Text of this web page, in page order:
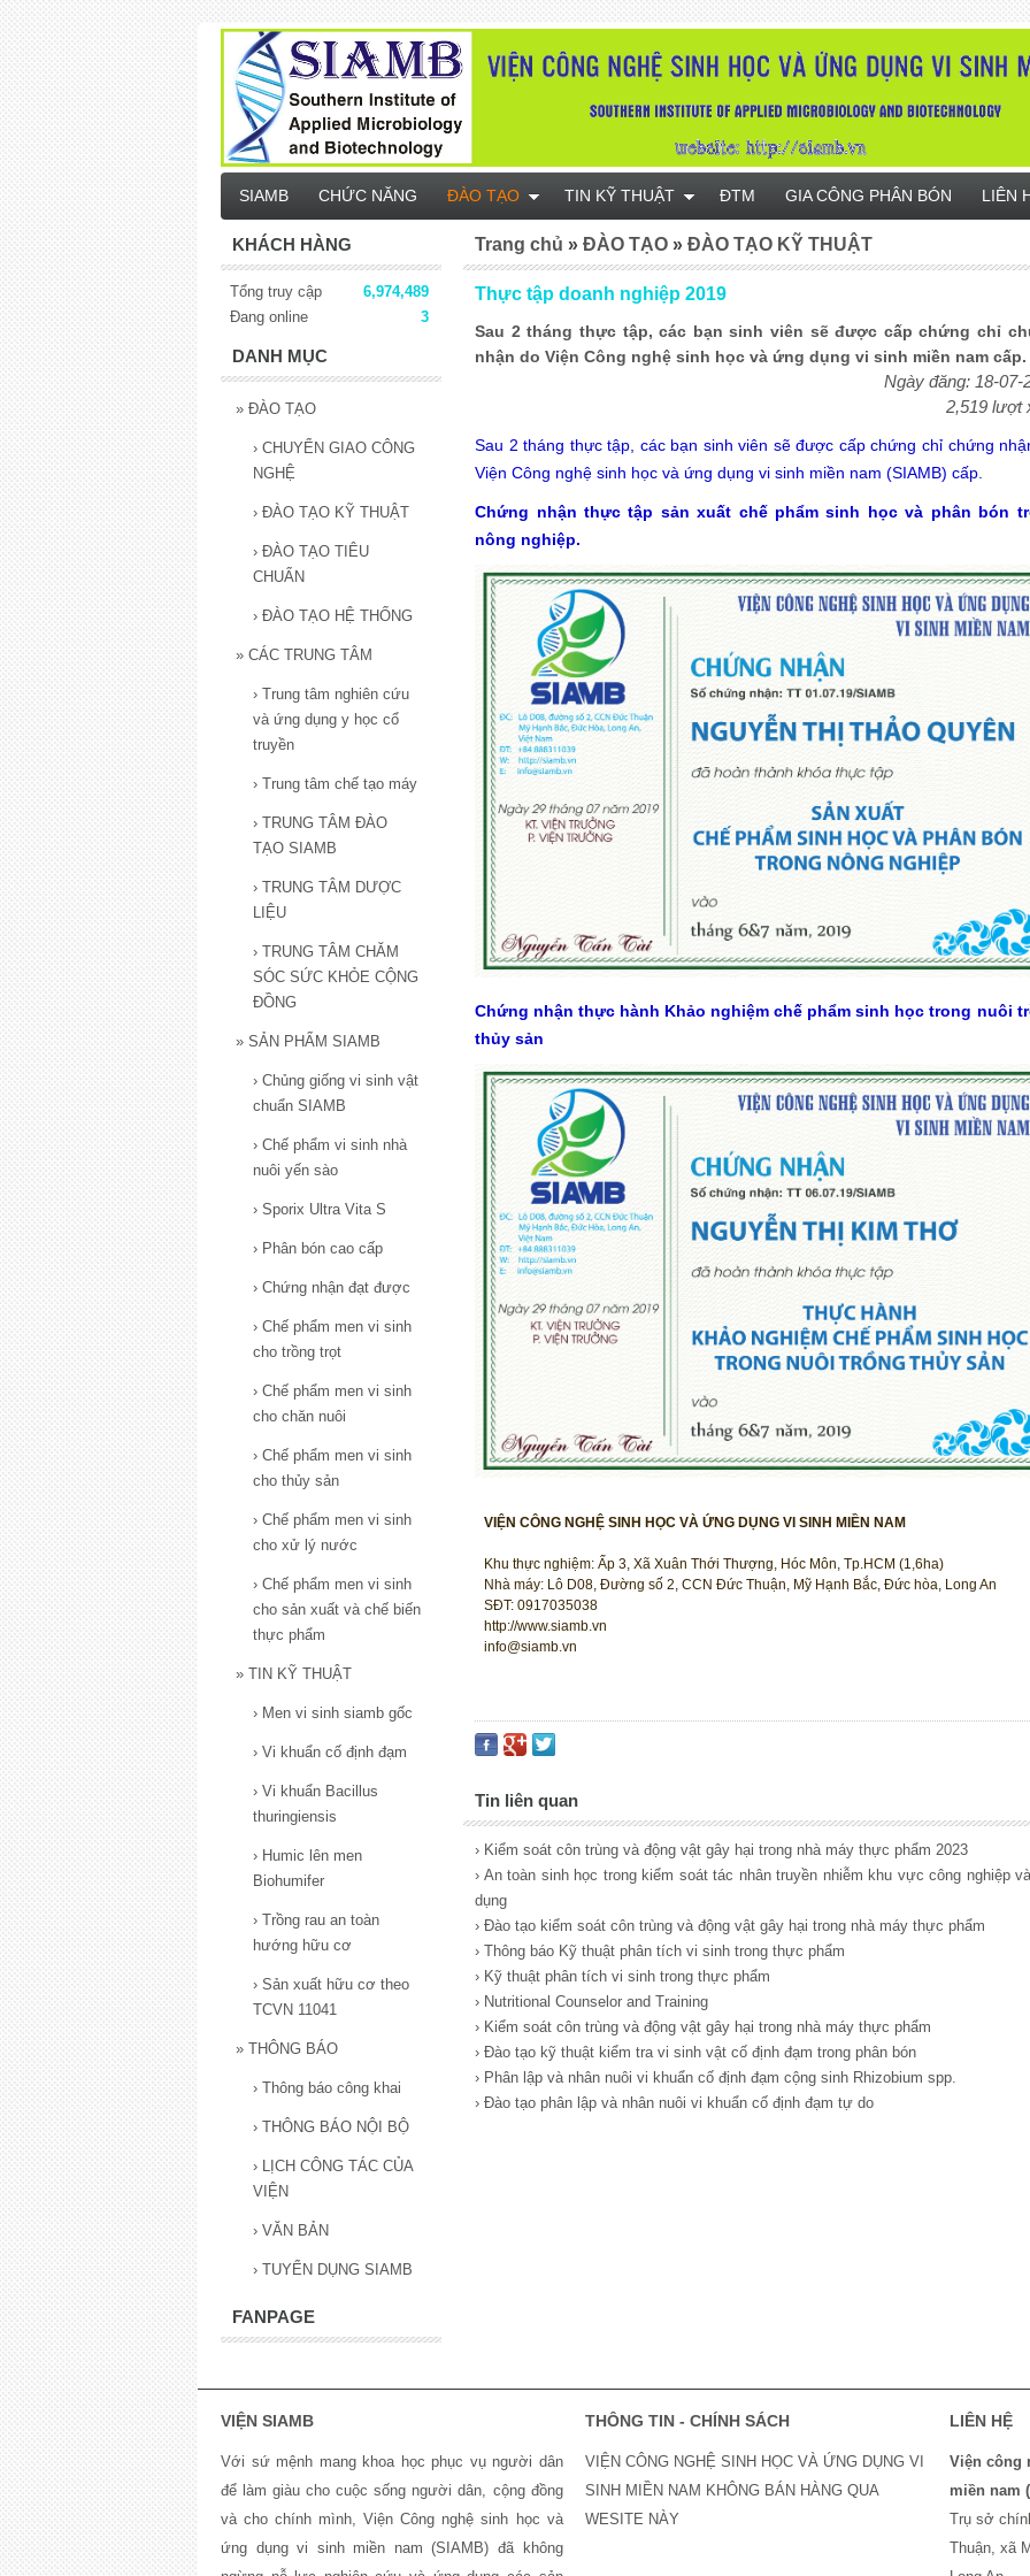
Thực tập doanh nghiệp 2019
Sau 2 tháng thực tập, các bạn sinh viên sẽ được cấp chứng chỉ
nhận do Viện Công nghệ sinh học và ứng dụng vi sinh miền nam cấp.
Ngày đăng: 18-07-
2,519 lượt
Sau 2 tháng thực tập, các bạn sinh viên sẽ được cấp chứng chỉ chứng
Viện Công nghệ sinh học và ứng dụng vi sinh miền nam (SIAMB) cấp.
Chứng nhận thực tập sản xuất chế phẩm sinh học và phân bón
nông nghiệp.
Chứng nhận thực hành Khảo nghiệm chế phẩm sinh học trong nuôi
thủy sản
VIỆN CÔNG NGHỆ SINH HỌC VÀ ỨNG DỤNG VI SINH MIỀN NAM
Khu thực nghiệm: Ấp 3, Xã Xuân Thới Thượng, Hóc Môn, Tp.HCM (1,6ha)
Nhà máy: Lô D08, Đường số 2, CCN Đức Thuận, Mỹ Hạnh Bắc, Đức hòa, Long An
SĐT: 0917035038
http://www.siamb.vn
info@siamb.vn
Tin liên quan
› Kiểm soát côn trùng và động vật gây hại trong nhà máy thực phẩm 2023
› An toàn sinh học trong kiểm soát tác nhân truyền nhiễm khu vực công nghiệp
dụng
› Đào tạo kiểm soát côn trùng và động vật gây hại trong nhà máy thực phẩm
› Thông báo Kỹ thuật phân tích vi sinh trong thực phẩm
› Kỹ thuật phân tích vi sinh trong thực phẩm
› Nutritional Counselor and Training
› Kiểm soát côn trùng và động vật gây hại trong nhà máy thực phẩm
› Đào tạo kỹ thuật kiểm tra vi sinh vật cố định đạm trong phân bón
› Phân lập và nhân nuôi vi khuẩn cố định đạm cộng sinh Rhizobium spp.
› Đào tạo phân lập và nhân nuôi vi khuẩn cố định đạm tự do
Trang chủ »ĐÀO TẠO »ĐÀO TẠO KỸ THUẬT
KHÁCH HÀNG
Tổng truy cập
6,974,489
Đang online
3
DANH MỤC
» ĐÀO TẠO
› CHUYỂN GIAO CÔNG
NGHỆ
› ĐÀO TẠO KỸ THUẬT
› ĐÀO TẠO TIÊU
CHUẨN
› ĐÀO TẠO HỆ THỐNG
» CÁC TRUNG TÂM
› Trung tâm nghiên cứu
và ứng dụng y học cổ
truyền
› Trung tâm chế tạo máy
› TRUNG TÂM ĐÀO
TẠO SIAMB
› TRUNG TÂM DƯỢC
LIỆU
› TRUNG TÂM CHĂM
SÓC SỨC KHỎE CỘNG
ĐỒNG
» SẢN PHẨM SIAMB
› Chủng giống vi sinh vật
chuẩn SIAMB
› Chế phẩm vi sinh nhà
nuôi yến sào
› Sporix Ultra Vita S
› Phân bón cao cấp
› Chứng nhận đạt được
› Chế phẩm men vi sinh
cho trồng trọt
› Chế phẩm men vi sinh
cho chăn nuôi
› Chế phẩm men vi sinh
cho thủy sản
› Chế phẩm men vi sinh
cho xử lý nước
› Chế phẩm men vi sinh
cho sản xuất và chế biến
thực phẩm
» TIN KỸ THUẬT
› Men vi sinh siamb gốc
› Vi khuẩn cố định đạm
› Vi khuẩn Bacillus
thuringiensis
› Humic lên men
Biohumifer
› Trồng rau an toàn
hướng hữu cơ
› Sản xuất hữu cơ theo
TCVN 11041
» THÔNG BÁO
› Thông báo công khai
› THÔNG BÁO NỘI BỘ
› LỊCH CÔNG TÁC CỦA
VIỆN
› VĂN BẢN
› TUYỂN DỤNG SIAMB
FANPAGE
SIAMB CHỨC NĂNG ĐÀO TẠO TIN KỸ THUẬT ĐTM GIA CÔNG PHÂN BÓN LIÊN
VIỆN SIAMB
Với sứ mệnh mang khoa học phục vụ người dân
để làm giàu cho cuộc sống người dân, cộng đồng
và cho chính mình, Viện Công nghệ sinh học và
ứng dụng vi sinh miền nam (SIAMB) đã không
THÔNG TIN - CHÍNH SÁCH
VIỆN CÔNG NGHỆ SINH HỌC VÀ ỨNG DỤNG VI
SINH MIỀN NAM KHÔNG BÁN HÀNG QUA
WESITE NÀY
LIÊN HỆ
Viện công
miền nam
Trụ sở
Thuận, xã